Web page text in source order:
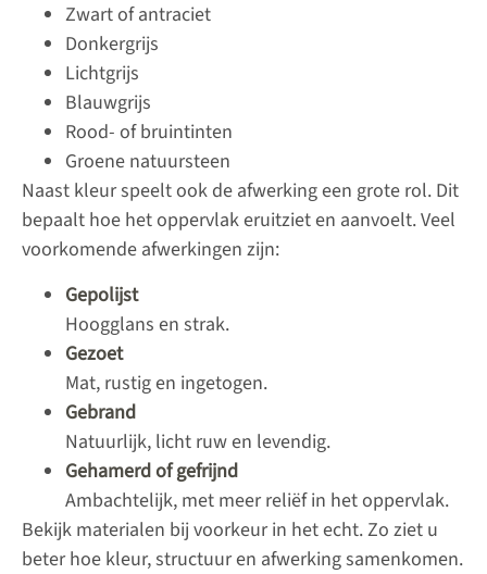
Zwart of antraciet
Donkergrijs
Lichtgrijs
Blauwgrijs
Rood- of bruintinten
Groene natuursteen
Naast kleur speelt ook de afwerking een grote rol. Dit
bepaalt hoe het oppervlak eruitziet en aanvoelt. Veel
voorkomende afwerkingen zijn:
Gepolijst
Hoogglans en strak.
Gezoet
Mat, rustig en ingetogen.
Gebrand
Natuurlijk, licht ruw en levendig.
Gehamerd of gefrijnd
Ambachtelijk, met meer reliëf in het oppervlak.
Bekijk materialen bij voorkeur in het echt. Zo ziet u
beter hoe kleur, structuur en afwerking samenkomen.